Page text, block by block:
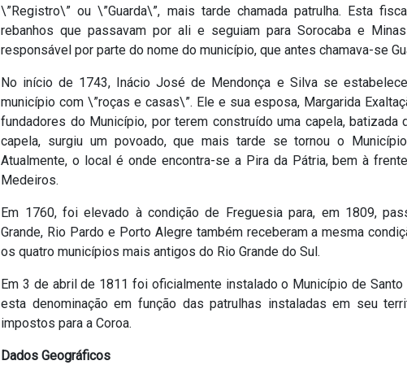
\”Registro\” ou \”Guarda\”, mais tarde chamada patrulha. Esta
rebanhos que passavam por ali e seguiam para Sorocaba e
responsável por parte do nome do município, que antes chamava-se
No início de 1743, Inácio José de Mendonça e Silva se
município com \”roças e casas\”. Ele e sua esposa, Margarida
fundadores do Município, por terem construído uma capela, batizada
capela, surgiu um povoado, que mais tarde se tornou o
Atualmente, o local é onde encontra-se a Pira da Pátria, bem à
Medeiros.
Em 1760, foi elevado à condição de Freguesia para, em 1809,
Grande, Rio Pardo e Porto Alegre também receberam a mesma
os quatro municípios mais antigos do Rio Grande do Sul.
Em 3 de abril de 1811 foi oficialmente instalado o Município de Santo
esta denominação em função das patrulhas instaladas em seu
impostos para a Coroa.
Dados Geográficos